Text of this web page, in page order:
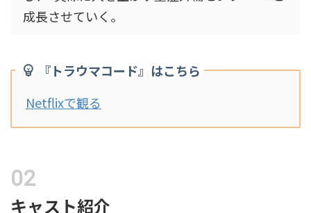
成長させていく。
『トラウマコード』はこちら
Netflixで観る
キャスト紹介